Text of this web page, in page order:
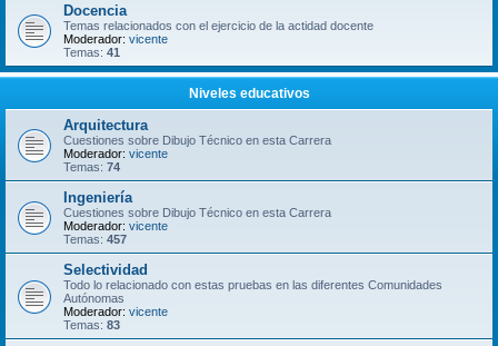
Docencia
Temas relacionados con el ejercicio de la actidad docente
Moderador: vicente
Temas: 41
Niveles educativos
Arquitectura
Cuestiones sobre Dibujo Técnico en esta Carrera
Moderador: vicente
Temas: 74
Ingeniería
Cuestiones sobre Dibujo Técnico en esta Carrera
Moderador: vicente
Temas: 457
Selectividad
Todo lo relacionado con estas pruebas en las diferentes Comunidades
Autónomas
Moderador: vicente
Temas: 83